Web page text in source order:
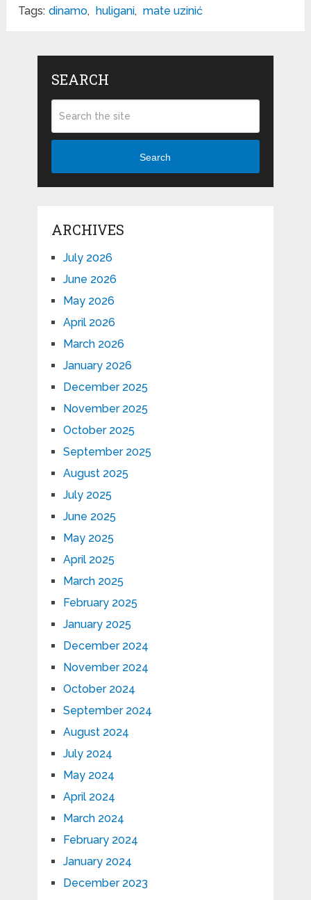
Tags: dinamo, huligani, mate uzinić
SEARCH
Search
ARCHIVES
July 2026
June 2026
May 2026
April 2026
March 2026
January 2026
December 2025
November 2025
October 2025
September 2025
August 2025
July 2025
June 2025
May 2025
April 2025
March 2025
February 2025
January 2025
December 2024
November 2024
October 2024
September 2024
August 2024
July 2024
May 2024
April 2024
March 2024
February 2024
January 2024
December 2023